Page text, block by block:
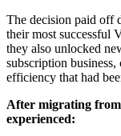
The decision paid off
their most successful
they also unlocked
subscription
efficiency that had
After migrating from
experienced: